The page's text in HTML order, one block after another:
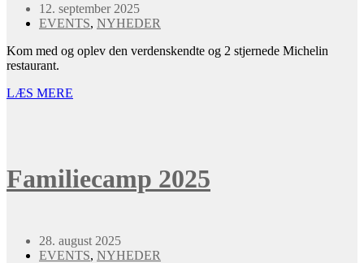
12. september 2025
EVENTS, NYHEDER
Kom med og oplev den verdenskendte og 2 stjernede Michelin
restaurant.
LÆS MERE
Familiecamp 2025
28. august 2025
EVENTS, NYHEDER